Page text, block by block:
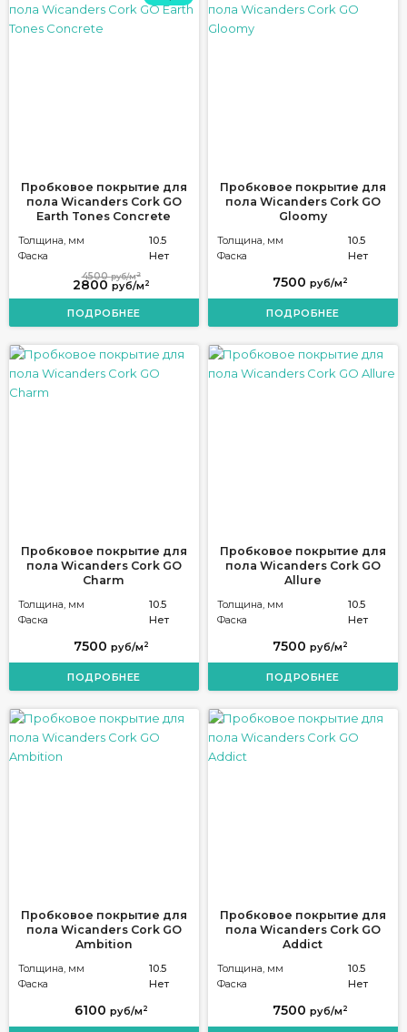
Пробковое покрытие для
пола Wicanders Cork GO
Earth Tones Concrete
Толщина, мм
10.5
Фаска
Нет
2800 руб/м 2
4500руб/м2
ПОДРОБНЕЕ
Пробковое покрытие для
пола Wicanders Cork GO
Gloomy
Толщина, мм
10.5
Фаска
Нет
7500 руб/м 2
ПОДРОБНЕЕ
Пробковое покрытие для
пола Wicanders Cork GO
Charm
Толщина, мм
10.5
Фаска
Нет
7500 руб/м 2
ПОДРОБНЕЕ
Пробковое покрытие для
пола Wicanders Cork GO
Allure
Толщина, мм
10.5
Фаска
Нет
7500 руб/м 2
ПОДРОБНЕЕ
Пробковое покрытие для
пола Wicanders Cork GO
Ambition
Толщина, мм
10.5
Фаска
Нет
6100 руб/м 2
Пробковое покрытие для
пола Wicanders Cork GO
Addict
Толщина, мм
10.5
Фаска
Нет
7500 руб/м 2